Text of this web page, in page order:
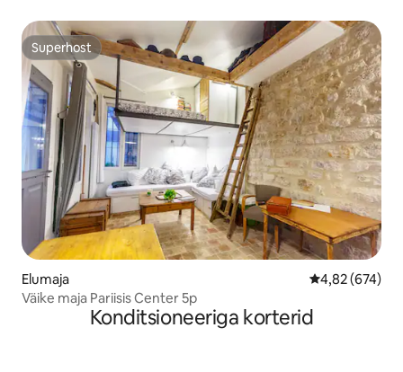
Superhost
Superhost
Elumaja Keskmine
4,82 (674)
Väike maja Pariisis Center 5p
Konditsioneeriga korterid